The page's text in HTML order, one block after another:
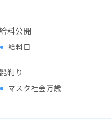
料公開
給料日
髭剃り
マスク社会万歳